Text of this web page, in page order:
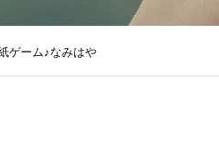
ゲーム♪なみはや